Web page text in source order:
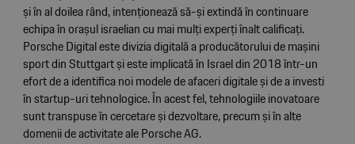
și în al doilea rând, intenționează să-și extindă în continuare
echipa în orașul israelian cu mai mulți experți înalt calificați.
Porsche Digital este divizia digitală a producătorului de mașini
sport din Stuttgart și este implicată în Israel din 2018 într-un
efort de a identifica noi modele de afaceri digitale și de a investi
în startup-uri tehnologice. În acest fel, tehnologiile inovatoare
sunt transpuse în cercetare și dezvoltare, precum și în alte
domenii de activitate ale Porsche AG.